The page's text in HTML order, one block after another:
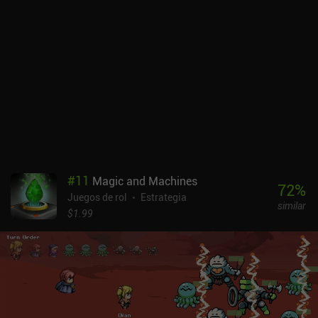
gratuita con sólo uno de los ocho pisos. Gracias a su gran
rejugabilidad, el juego proporciona decenas de horas de diversión,
así que si eres un fan de los dungeon crawlers complejos, esto
#11 Magic and Machines
Juegos de rol
Estrategia
$1.99
72%
similar